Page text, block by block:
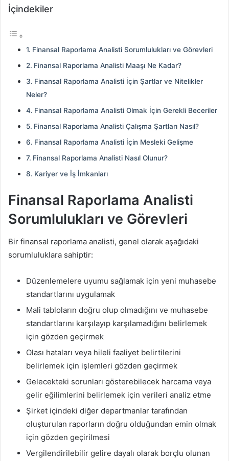
İçindekiler
Finansal Raporlama Analisti Sorumlulukları ve Görevleri
Finansal Raporlama Analisti Maaşı Ne Kadar?
Finansal Raporlama Analisti İçin Şartlar ve Nitelikler
Neler?
Finansal Raporlama Analisti Olmak İçin Gerekli Beceriler
Finansal Raporlama Analisti Çalışma Şartları Nasıl?
Finansal Raporlama Analisti İçin Mesleki Gelişme
Finansal Raporlama Analisti Nasıl Olunur?
Kariyer ve İş İmkanları
Finansal Raporlama Analisti
Sorumlulukları ve Görevleri
Bir finansal raporlama analisti, genel olarak aşağıdaki
sorumluluklara sahiptir:
Düzenlemelere uyumu sağlamak için yeni muhasebe
standartlarını uygulamak
Mali tabloların doğru olup olmadığını ve muhasebe
standartlarını karşılayıp karşılamadığını belirlemek
için gözden geçirmek
Olası hataları veya hileli faaliyet belirtilerini
belirlemek için işlemleri gözden geçirmek
Gelecekteki sorunları gösterebilecek harcama veya
gelir eğilimlerini belirlemek için verileri analiz etme
Şirket içindeki diğer departmanlar tarafından
oluşturulan raporların doğru olduğundan emin olmak
için gözden geçirilmesi
Vergilendirilebilir gelire dayalı olarak borçlu olunan